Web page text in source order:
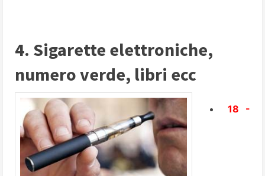
4. Sigarette elettroniche,
numero verde, libri ecc
18 -